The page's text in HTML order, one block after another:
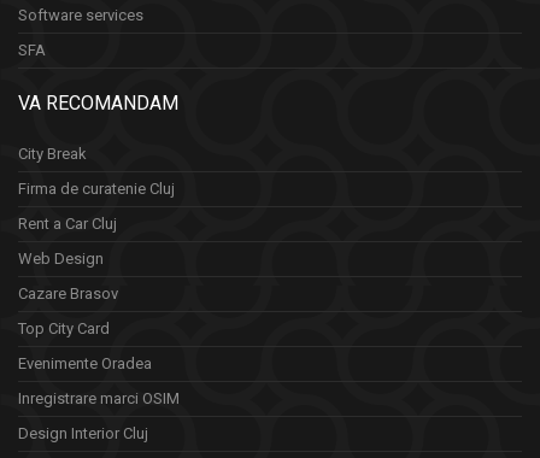
Software services
SFA
VA RECOMANDAM
City Break
Firma de curatenie Cluj
Rent a Car Cluj
Web Design
Cazare Brasov
Top City Card
Evenimente Oradea
Inregistrare marci OSIM
Design Interior Cluj